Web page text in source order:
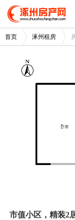
首页 涿州租房
市值小区，精装2